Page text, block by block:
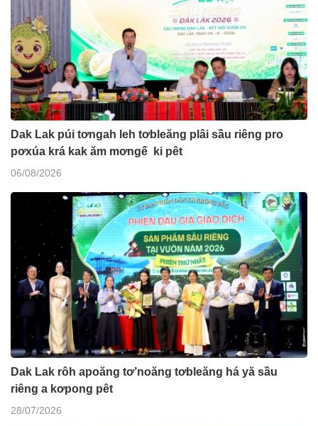
Dak Lak púi tơngah leh tơbleăng plâi sầu riêng pro
pơxúa krá kak ăm mơngế ki pêt
06/08/2026
Dak Lak rôh apoăng tơ’noăng tơbleăng há yă sầu
riêng a kơpong pêt
28/07/2026